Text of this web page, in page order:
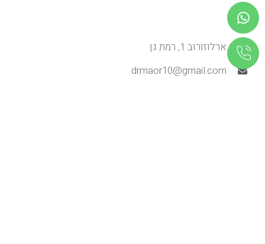
ארלוזורוב 1, רמת גן
drmaor10@gmail.com